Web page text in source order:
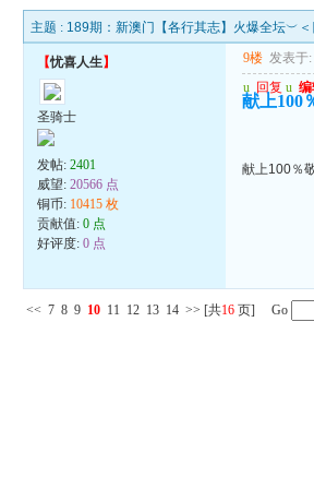
主题 : 189期：新澳门【各行其志】火爆全坛︶
【忧喜人生】
圣骑士
发帖:2401
威望:20566 点
铜币: 10415 枚
贡献值:0 点
好评度:0 点
9楼 发表于:
u 回复 u
献上100
献上100％
<< 7 8 9 10 11 12 13 14 >> [共16 页] Go